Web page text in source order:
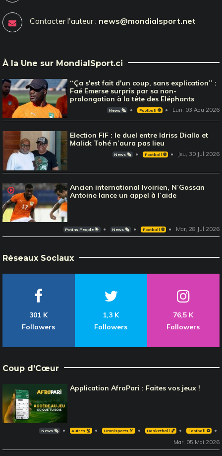
Contacter l'auteur : news@mondialsport.net
À la Une sur MondialSport.ci
‘‘Ça s'est fait d'un coup, sans explication’’ :
Faé Emerse surpris par sa non-
prolongation à la tête des Eléphants
News 🗞️ Football ⚽️ Lun, 03 Aou 2026
Election FIF : le duel entre Idriss Diallo et
Malick Tohé n’aura pas lieu
News 🗞️ Football ⚽️ Jeu, 30 Jul 2026
Ancien international Ivoirien, N’Gossan
Antoine lance un appel à l’aide
Potins People 🌟 News 🗞️ Football ⚽️ Mar, 28 Jul 2026
Réseaux Sociaux
301 K
Followers
1,3 K
Followers
76,5 K
Followers
Coup d'Cœur
Application AfroPari : Faites vos jeux !
News 🗞️ Autres 🎽 Omnisports 🏅 Basketball 🏀 Football ⚽️
Mar, 05 Mai 2026